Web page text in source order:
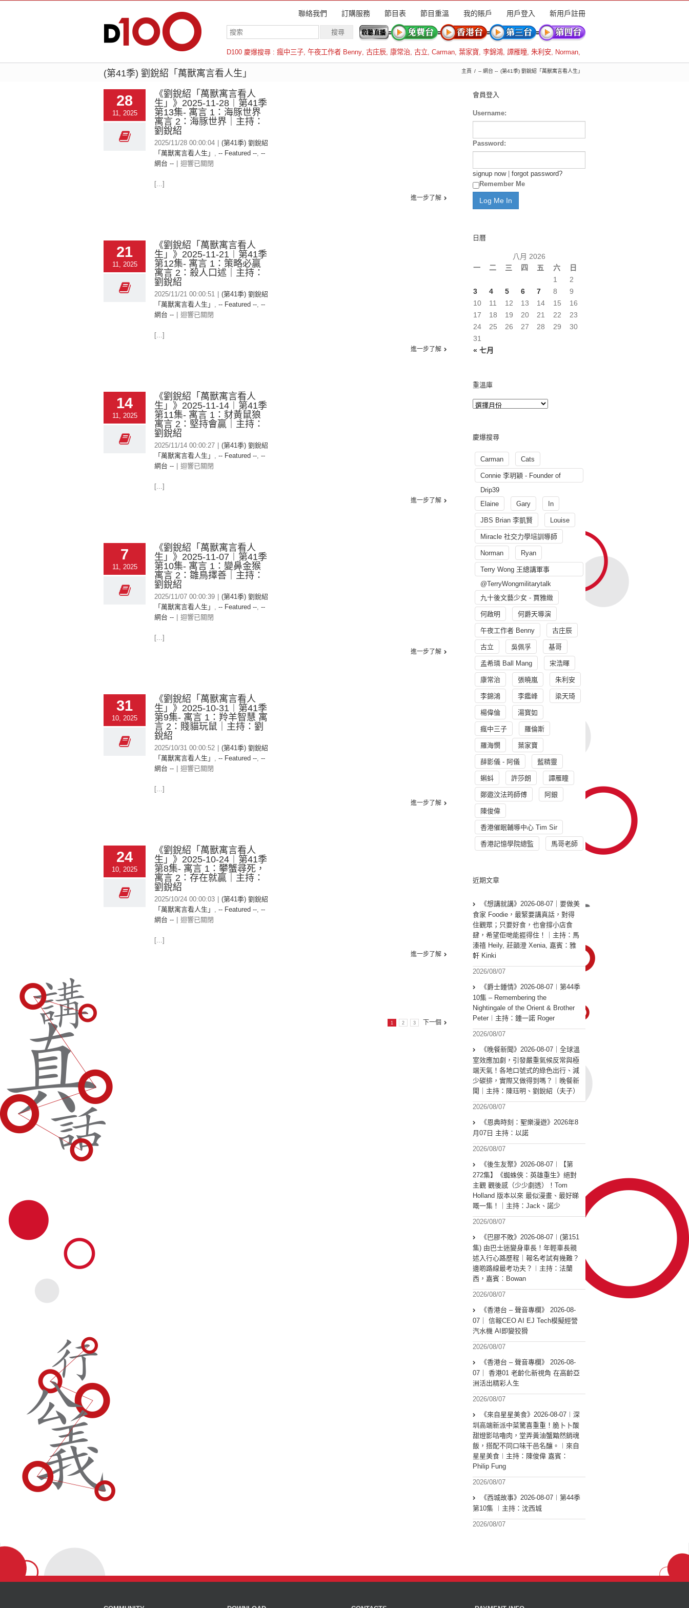
聯絡我們 訂購服務 節目表 節目重溫 我的賬戶 用戶登入 新用戶註冊
D100 慶爆搜尋 : 瘋中三子, 午夜工作者 Benny, 古庄辰, 康常治, 古立, Carman, 葉家寶, 李錦鴻, 譚雁瞳, 朱利安, Norman,
羅倫斯
(第41季) 劉銳紹「萬獸寓言看人生」 主頁 -- 網台 -- (第41季) 劉銳紹「萬獸寓言看人生」
28
11, 2025
《劉銳紹「萬獸寓言看人
生」》2025-11-28︱第41季
第13集- 寓言 1：海豚世界
寓言 2：海豚世界｜主持：
劉銳紹
2025/11/28 00:00:04
(第41季) 劉銳紹
「萬獸寓言看人生」 , -- Featured --, --
網台 --
迴響已關閉
[...]
進一步了解
21
11, 2025
《劉銳紹「萬獸寓言看人
生」》2025-11-21︱第41季
第12集- 寓言 1：策略必贏
寓言 2：殺人口述｜主持：
劉銳紹
2025/11/21 00:00:51
(第41季) 劉銳紹
「萬獸寓言看人生」 , -- Featured --, --
網台 --
迴響已關閉
[...]
進一步了解
14
11, 2025
《劉銳紹「萬獸寓言看人
生」》2025-11-14︱第41季
第11集- 寓言 1：豺黃鼠狼
寓言 2：堅持會贏｜主持：
劉銳紹
2025/11/14 00:00:27
(第41季) 劉銳紹
「萬獸寓言看人生」 , -- Featured --, --
網台 --
迴響已關閉
[...]
進一步了解
7
11, 2025
《劉銳紹「萬獸寓言看人
生」》2025-11-07︱第41季
第10集- 寓言 1：變鼻金猴
寓言 2：雛鳥擇善｜主持：
劉銳紹
2025/11/07 00:00:39
(第41季) 劉銳紹
「萬獸寓言看人生」 , -- Featured --, --
網台 --
迴響已關閉
[...]
進一步了解
31
10, 2025
《劉銳紹「萬獸寓言看人
生」》2025-10-31︱第41季
第9集- 寓言 1：羚羊智慧 寓
言 2：賤貓玩鼠｜主持：劉
銳紹
2025/10/31 00:00:52
(第41季) 劉銳紹
「萬獸寓言看人生」 , -- Featured --, --
網台 --
迴響已關閉
[...]
進一步了解
24
10, 2025
《劉銳紹「萬獸寓言看人
生」》2025-10-24︱第41季
第8集- 寓言 1：攀蟹尋死，
寓言 2：存在就贏｜主持：
劉銳紹
2025/10/24 00:00:03
(第41季) 劉銳紹
「萬獸寓言看人生」 , -- Featured --, --
網台 --
迴響已關閉
[...]
進一步了解
1 2 3 下一個
會員登入
Username:
Password:
signup now| forgot password?
Remember Me
日曆
八月 2026
一
二 三 四 五 六 日
« 七月
1
2
3
4 5 6 7 8
9
10
11 12 13 14 15
16
17
18 19 20 21 22
23
24
25 26 27 28 29
30
31
重溫庫
慶爆搜尋
Carman Cats
Connie 李玥穎 - Founder of
Drip39
Elaine
Gary In
JBS Brian 李凱賢 Louise
Miracle 社交力學培訓導師
Norman Ryan
Terry Wong 王總講軍事
@TerryWongmilitarytalk
九十後文藝少女 - 賈雅緻
何啟明 何爵天導演
午夜工作者 Benny 古庄辰
古立 吳佩孚 基哥
孟希璘 Ball Mang 宋浩暉
康常治 張曉嵐 朱利安
李錦鴻 李鑑峰 梁天琦
楊偉倫 湯寳如
瘋中三子 羅倫斯
羅海憫 葉家寶
薛影儀 - 阿儀 藍精靈
蝌蚪 許莎朗 譚雁瞳
鄭遨汶法筠師傅 阿銀
陳俊偉
香港催眠輔導中心 Tim Sir
香港記憶學院總監 馬哥老師
近期文章
《想講就講》2026-08-07｜要做美
食家 Foodie，最緊要講真話，對得
住觀眾；只要好食，也會撐小店食
肆，希望佢哋能捱得住！｜主持：馬
溱禧 Heily, 莊韻澄 Xenia, 嘉賓：雅
軒 Kinki
2026/08/07
《爵士鍾情》2026-08-07︱第44季
10集 – Remembering the
Nightingale of the Orient & Brother
Peter︱主持：鍾一諾 Roger
2026/08/07
《晚餐新聞》2026-08-07｜全球溫
室效應加劇，引發嚴重氣候反常與極
端天氣！各地口號式的綠色出行、減
少碳排，實際又做得到嗎？｜晚餐新
聞｜主持：陳珏明、劉銳紹（夫子）
2026/08/07
《恩典時刻：聖樂漫遊》2026年8
月07日 主持：以諾
2026/08/07
《後生友聚》2026-08-07︱【第
272集】《蜘蛛俠：英雄重生》絕對
主觀 觀後感（少少劇透）！Tom
Holland 版本以來 最似漫畫、最好睇
嘅一集！｜主持：Jack、諾少
2026/08/07
《巴膠不敗》2026-08-07︱(第151
集) 由巴士迷變身車長！年輕車長親
述入行心路歷程｜報名考試有幾難？
邊啲路線最考功夫？︱主持：法蘭
西，嘉賓︰Bowan
2026/08/07
《香港台 – 聲音專欄》 2026-08-
07｜ 信報CEO AI EJ Tech模擬經營
汽水機 AI即變狡猾
2026/08/07
《香港台 – 聲音專欄》 2026-08-
07｜ 香港01 老齡化新視角 在高齡亞
洲活出精彩人生
2026/08/07
《來自星星美食》2026-08-07︱深
圳高端新派中菜驚喜重重！脆卜卜酸
甜燈影咕嚕肉，堂弄黃油蟹黯然銷魂
飯，搭配不同口味干邑名釀。︱來自
星星美食︱主持：陳俊偉 嘉賓：
Philip Fung
2026/08/07
《西城故事》2026-08-07︱第44季
第10集 ︱主持：沈西城
2026/08/07